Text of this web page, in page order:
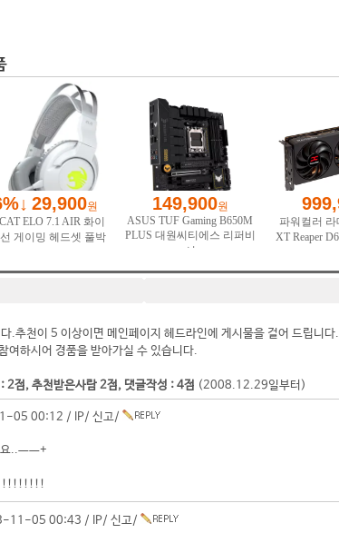
.추천이 5 이상이면 메인페이지 헤드라인에 게시물을 걸어 드립니다.
여하시어 경품을 받아가실 수 있습니다.
2점, 추천받은사람 2점, 댓글작성 : 4점 (2008.12.29일부터)
05 00:12 / IP/ 신고/
..ㅡㅡ+
11-05 00:43 / IP/ 신고/